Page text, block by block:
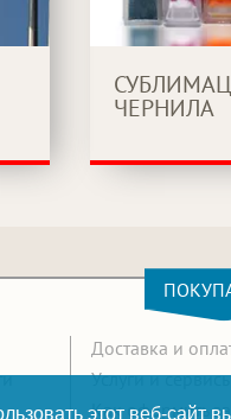
ЧЕРНИЛА
Доставка и
Услуги и
Как оформить
этот веб-сайт